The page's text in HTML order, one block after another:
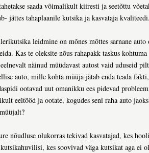
saada võimalikult kiiresti ja seetõttu
jättes tahaplaanile kutsika ja kasvataja kvaliteedi.
leidmine on mõnes mõttes sarnane auto
Kas te oleksite nõus rahapakk taskus
näinud müüdavast autost vaid uduseid
auto, mille kohta müüja jätab enda teada
ootavad uut omanikku ees pidevad
eeltööd ja ootate, kogudes seni raha auto
nõudluse olukorras tekivad kasvatajad, kes
kes soovivad väga kutsikat aga ei